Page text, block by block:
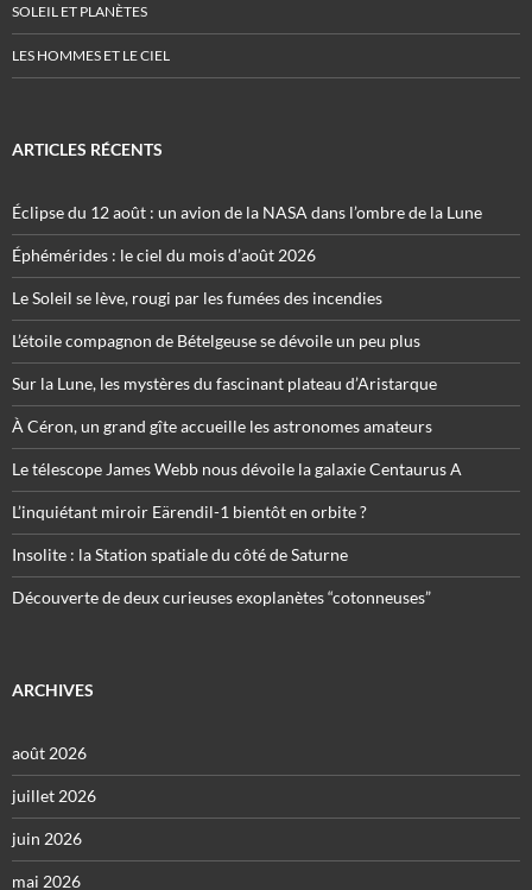
SOLEIL ET PLANÈTES
LES HOMMES ET LE CIEL
ARTICLES RÉCENTS
Éclipse du 12 août : un avion de la NASA dans l’ombre de la Lune
Éphémérides : le ciel du mois d’août 2026
Le Soleil se lève, rougi par les fumées des incendies
L’étoile compagnon de Bételgeuse se dévoile un peu plus
Sur la Lune, les mystères du fascinant plateau d’Aristarque
À Céron, un grand gîte accueille les astronomes amateurs
Le télescope James Webb nous dévoile la galaxie Centaurus A
L’inquiétant miroir Eärendil-1 bientôt en orbite ?
Insolite : la Station spatiale du côté de Saturne
Découverte de deux curieuses exoplanètes “cotonneuses”
ARCHIVES
août 2026
juillet 2026
juin 2026
mai 2026